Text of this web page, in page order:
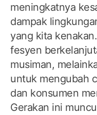
meningkatnya
dampak
yang kita kenakan.
fesyen
musiman,
untuk mengubah
dan konsumen
Gerakan ini